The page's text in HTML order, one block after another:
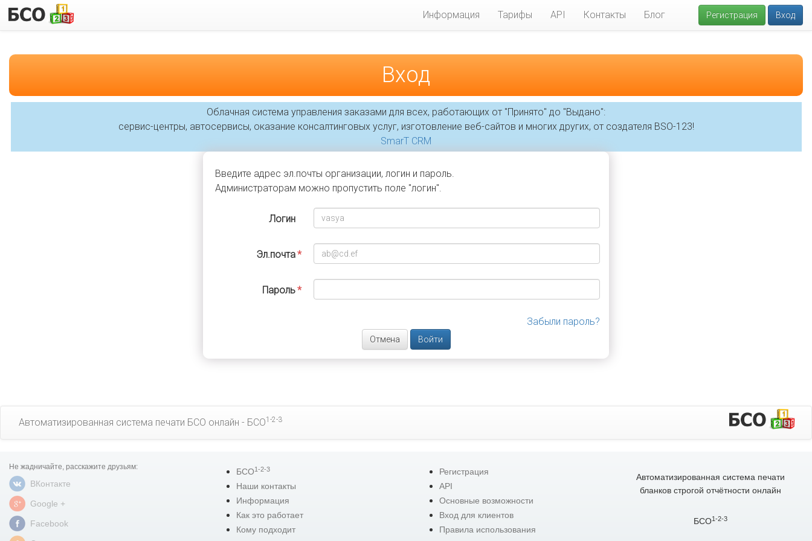
Информация Тарифы API Контакты Блог Регистрация Вход
Вход
Облачная система управления заказами для всех, работающих от "Принято" до "Выдано":
сервис-центры, автосервисы, оказание консалтинговых услуг, изготовление веб-сайтов и многих других, от создателя BSO-123!
SmarT CRM
Введите адрес эл.почты организации, логин и пароль.
Администраторам можно пропустить поле "логин".
Логин
Эл.почта
Пароль
Забыли пароль?
Отмена
Автоматизированная система печати БСО онлайн - БСО1-2-3
Не жадничайте, расскажите друзьям:
ВКонтакте
Google +
Facebook
БСО1-2-3
Наши контакты
Информация
Как это работает
Кому подходит
Регистрация
API
Основные возможности
Вход для клиентов
Правила использования
Автоматизированная система печати
бланков строгой отчётности онлайн
БСО1-2-3